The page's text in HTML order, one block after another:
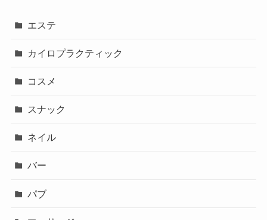
エステ
カイロプラクティック
コスメ
スナック
ネイル
バー
パブ